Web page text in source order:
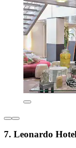
7. Leonardo